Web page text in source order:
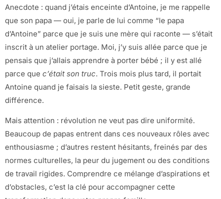
Anecdote : quand j’étais enceinte d’Antoine, je me rappelle
que son papa — oui, je parle de lui comme “le papa
d’Antoine” parce que je suis une mère qui raconte — s’était
inscrit à un atelier portage. Moi, j’y suis allée parce que je
pensais que j’allais apprendre à porter bébé ; il y est allé
parce que c’était son truc. Trois mois plus tard, il portait
Antoine quand je faisais la sieste. Petit geste, grande
différence.
Mais attention : révolution ne veut pas dire uniformité.
Beaucoup de papas entrent dans ces nouveaux rôles avec
enthousiasme ; d’autres restent hésitants, freinés par des
normes culturelles, la peur du jugement ou des conditions
de travail rigides. Comprendre ce mélange d’aspirations et
d’obstacles, c’est la clé pour accompagner cette